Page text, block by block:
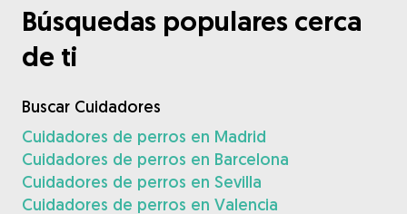
Búsquedas populares cerca
de ti
Buscar Cuidadores
Cuidadores de perros en Madrid
Cuidadores de perros en Barcelona
Cuidadores de perros en Sevilla
Cuidadores de perros en Valencia